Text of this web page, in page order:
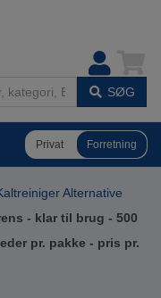
SØG
Privat Forretning
Alternative
- klar til brug - 500
pr. pakke - pris pr.